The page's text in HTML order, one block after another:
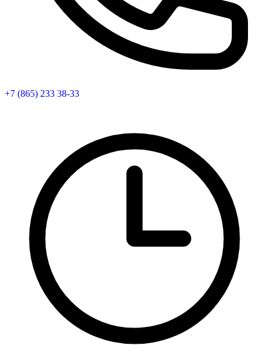
+7 (865) 233 38-33